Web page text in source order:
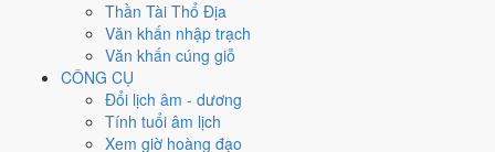
Thần Tài Thổ Địa
Văn khấn nhập trạch
Văn khấn cúng giỗ
CÔNG CỤ
Đổi lịch âm - dương
Tính tuổi âm lịch
Xem giờ hoàng đạo
Cách tính ngày tốt
Khai trương - mở cửa hàng
Xấu
Khai trương - mở cửa hàng hôm nay ở
Bế và Ngày Hắc Đạo gây bất lợi.
Cách tính ngày tốt